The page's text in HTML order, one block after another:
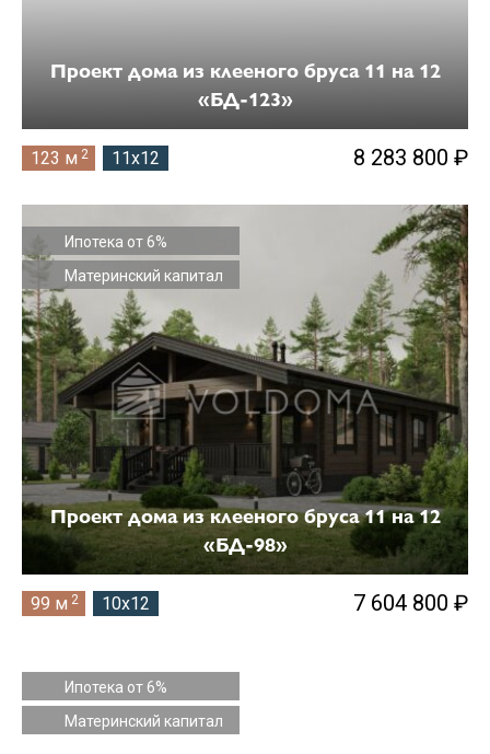
Проект дома из клееного бруса 11 на 12
«БД-123»
123 м 2 11x12 8 283 800 ₽
Ипотека от 6%
Материнский капитал
Проект дома из клееного бруса 11 на 12
«БД-98»
99 м 2 10x12 7 604 800 ₽
Ипотека от 6%
Материнский капитал